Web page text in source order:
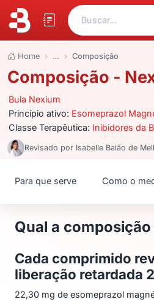
Buscar...
Home … Composição
Composição -
Bula Nexium
Princípio ativo: Esomeprazol
Classe Terapêutica: Inibidores da
Revisado por Isabelle Baião de
Para que serve Como o
Qual a
Cada comprimido
liberação retardada
22,30 mg de esomeprazol